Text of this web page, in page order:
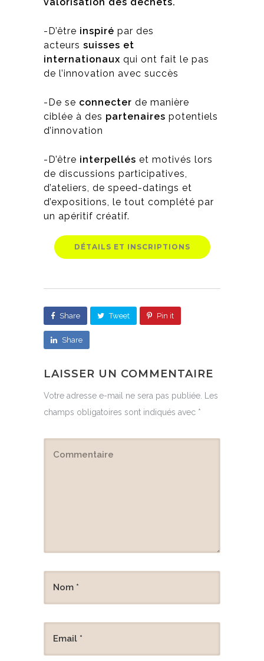
-D’être inspiré par des
acteurs suisses et
internationaux qui ont fait le pas
de l’innovation avec succès
-De se connecter de manière
ciblée à des partenaires potentiels
d’innovation
-D’être interpellés et motivés lors
de discussions participatives,
d’ateliers, de speed-datings et
d’expositions, le tout complété par
un apéritif créatif.
DÉTAILS ET INSCRIPTIONS
Share Tweet Pin it
Share
LAISSER UN COMMENTAIRE
Votre adresse e-mail ne sera pas publiée.
Les
champs obligatoires sont indiqués avec *